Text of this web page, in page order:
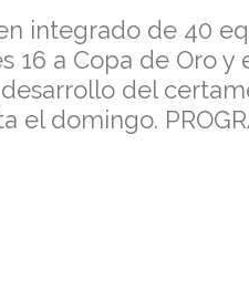
integrado de 40
16 a Copa de Oro y
del
el domingo.